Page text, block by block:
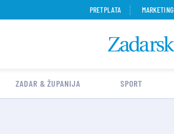
PRETPLATA MARKETING
ZADAR & ŽUPANIJA SPORT